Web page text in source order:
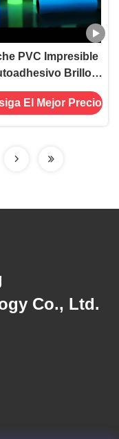
PVC Impresible
Brillo
luminoso en la
Vinilo
seguridad
El Mejor Precio
Co., Ltd.